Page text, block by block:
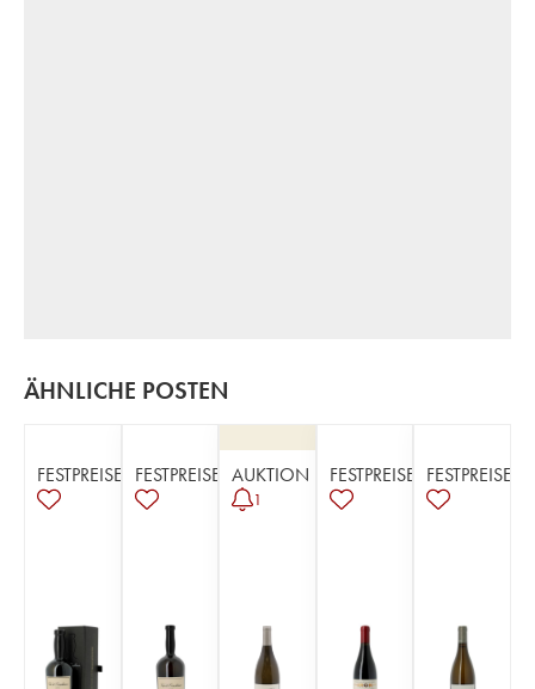
ÄHNLICHE POSTEN
FESTPREISE FESTPREISE AUKTION
1
FESTPREISE FESTPREISE